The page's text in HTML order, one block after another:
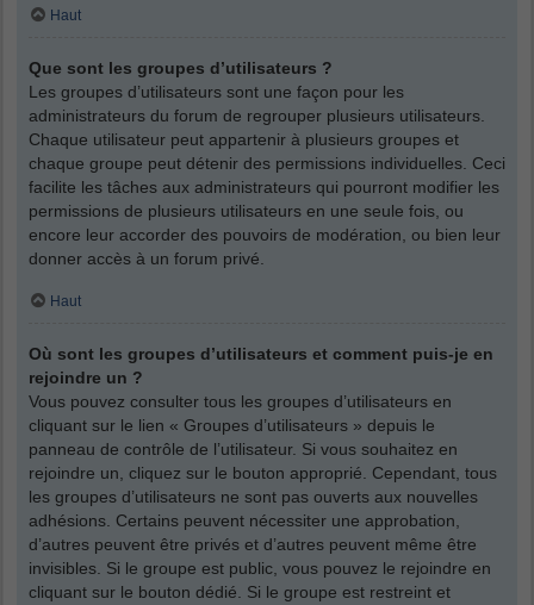
Haut
Que sont les groupes d’utilisateurs ?
Les groupes d’utilisateurs sont une façon pour les
administrateurs du forum de regrouper plusieurs utilisateurs.
Chaque utilisateur peut appartenir à plusieurs groupes et
chaque groupe peut détenir des permissions individuelles. Ceci
facilite les tâches aux administrateurs qui pourront modifier les
permissions de plusieurs utilisateurs en une seule fois, ou
encore leur accorder des pouvoirs de modération, ou bien leur
donner accès à un forum privé.
Haut
Où sont les groupes d’utilisateurs et comment puis-je en
rejoindre un ?
Vous pouvez consulter tous les groupes d’utilisateurs en
cliquant sur le lien « Groupes d’utilisateurs » depuis le
panneau de contrôle de l’utilisateur. Si vous souhaitez en
rejoindre un, cliquez sur le bouton approprié. Cependant, tous
les groupes d’utilisateurs ne sont pas ouverts aux nouvelles
adhésions. Certains peuvent nécessiter une approbation,
d’autres peuvent être privés et d’autres peuvent même être
invisibles. Si le groupe est public, vous pouvez le rejoindre en
cliquant sur le bouton dédié. Si le groupe est restreint et